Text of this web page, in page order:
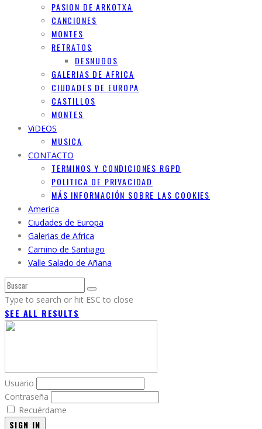
PASION DE ARKOTXA
CANCIONES
MONTES
RETRATOS
DESNUDOS
GALERIAS DE AFRICA
CIUDADES DE EUROPA
CASTILLOS
MONTES
ViDEOS
MUSICA
CONTACTO
TERMINOS Y CONDICIONES RGPD
POLITICA DE PRIVACIDAD
MÁS INFORMACIÓN SOBRE LAS COOKIES
America
Ciudades de Europa
Galerias de Africa
Camino de Santiago
Valle Salado de Añana
Type to search or hit ESC to close
SEE ALL RESULTS
Usuario
Contraseña
Recuérdame
SIGN IN